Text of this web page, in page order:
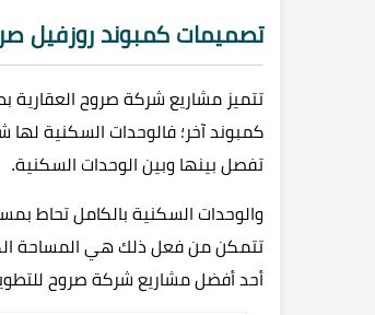
تصميمات كمبوند روزفيل
تتميز مشاريع شركة صروح
كمبوند آخر؛ فالوحدات السكنية
تفصل بينها وبين الوحدات السكنية.
والوحدات السكنية بالكامل تحاط
تتمكن من فعل ذلك هي المساحة
أحد أفضل مشاريع شركة صروح